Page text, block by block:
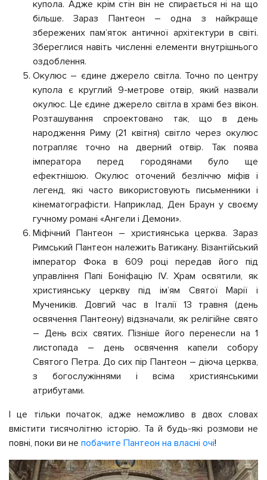
купола. Адже крім стін він не спирається ні на що
більше. Зараз Пантеон – одна з найкраще
збережених пам’яток античної архітектури в світі.
Збереглися навіть численні елементи внутрішнього
оздоблення.
Окулюс – єдине джерело світла. Точно по центру
купола є круглий 9-метрове отвір, який назвали
окулюс. Це єдине джерело світла в храмі без вікон.
Розташування спроектовано так, що в день
народження Риму (21 квітня) світло через окулюс
потрапляє точно на дверний отвір. Так поява
імператора перед городянами було ще
ефектнішою. Окулюс оточений безліччю міфів і
легенд, які часто використовують письменники і
кінематографісти. Наприклад, Ден Браун у своєму
гучному романі «Ангели і Демони».
Міфічний Пантеон – християнська церква. Зараз
Римський Пантеон належить Ватикану. Візантійський
імператор Фока в 609 році передав його під
управління Папі Боніфацію IV. Храм освятили, як
християнську церкву під ім’ям Святої Марії і
Мучеників. Довгий час в Італії 13 травня (день
освячення Пантеону) відзначали, як релігійне свято
– День всіх святих. Пізніше його перенесли на 1
листопада – день освячення капели собору
Святого Петра. До сих пір Пантеон – діюча церква,
з богослужіннями і всіма християнськими
атрибутами.
І це тільки початок, адже неможливо в двох словах
вмістити тисячолітню історію. Та й будь-які розмови не
повні, поки ви не побачите Пантеон на власні очі!